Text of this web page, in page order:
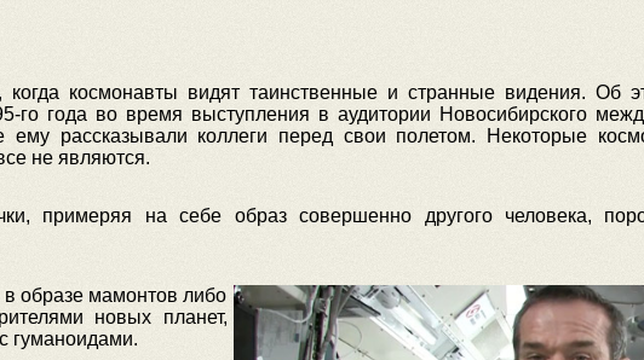
когда космонавты видят таинственные и странные видения. Об
го года во время выступления в аудитории Новосибирского
ему рассказывали коллеги перед свои полетом. Некоторые
не являются.
примеряя на себе образ совершенно другого человека,
образе мамонтов либо
новых планет,
гуманоидами.